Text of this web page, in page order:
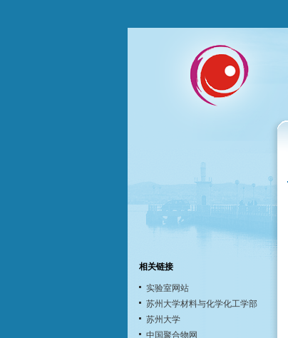
相关链接
实验室网站
苏州大学材料与化学化工学部
苏州大学
中国聚合物网